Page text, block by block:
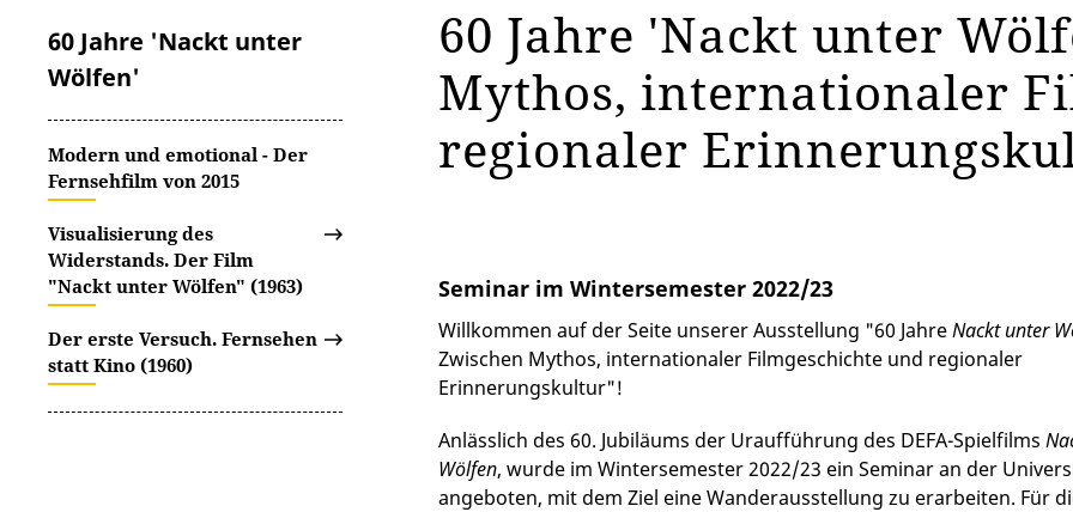
60 Jahre 'Nackt unter
Wölfen'
Modern und emotional - Der
Fernsehfilm von 2015
Visualisierung des
Widerstands. Der Film
"Nackt unter Wölfen" (1963)
Der erste Versuch. Fernsehen
statt Kino (1960)
60 Jahre 'Nackt unter
Mythos, internationaler
regionaler
Seminar im Wintersemester 2022/23
Willkommen auf der Seite unserer Ausstellung "60 JahreNackt unter
Zwischen Mythos, internationaler Filmgeschichte und regionaler
Erinnerungskultur"!
Anlässlich des 60. Jubiläums der Uraufführung des DEFA-Spielfilms
Wölfen, wurde im Wintersemester 2022/23 ein Seminar an der
angeboten, mit dem Ziel eine Wanderausstellung zu erarbeiten. Für